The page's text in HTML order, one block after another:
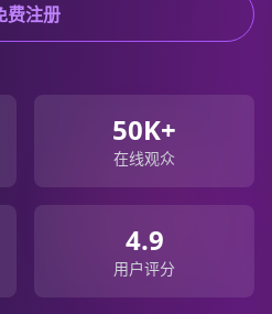
费注册
50K+
在线观众
4.9
用户评分